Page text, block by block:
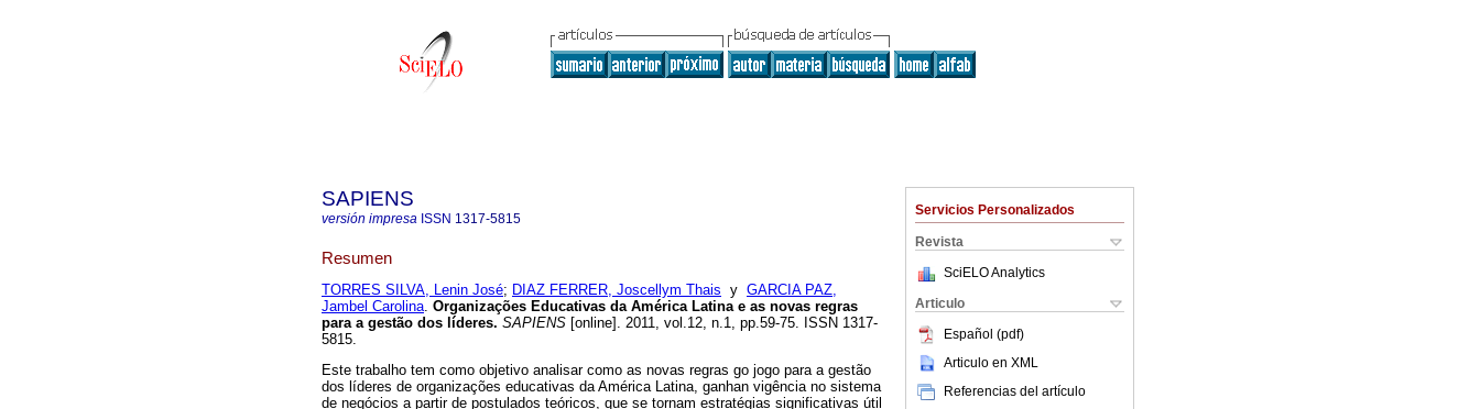
Servicios Personalizados
Revista
SciELO Analytics
Articulo
Español (pdf)
Articulo en XML
Referencias del artículo
SAPIENS
versión impresa ISSN 1317-5815
Resumen
TORRES SILVA, Lenin José; DIAZ FERRER, Joscellym Thais y GARCIA PAZ,
Jambel Carolina. Organizações Educativas da América Latina e as novas regras
para a gestão dos líderes. SAPIENS [online]. 2011, vol.12, n.1, pp.59-75. ISSN 1317-
5815.
Este trabalho tem como objetivo analisar como as novas regras go jogo para a gestão
dos líderes de organizações educativas da América Latina, ganhan vigência no sistema
de negócios a partir de postulados teóricos, que se tornam estratégias significativas útil